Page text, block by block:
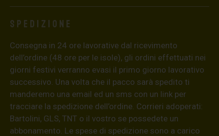
Spedizione
Consegna in 24 ore lavorative dal ricevimento
dell’ordine (48 ore per le isole), gli ordini effettuati nei
giorni festivi verranno evasi il primo giorno lavorativo
successivo. Una volta che il pacco sarà spedito ti
manderemo una email ed un sms con un link per
tracciare la spedizione dell’ordine. Corrieri adoperati:
Bartolini, GLS, TNT o il vostro se possedete un
abbonamento. Le spese di spedizione sono a carico